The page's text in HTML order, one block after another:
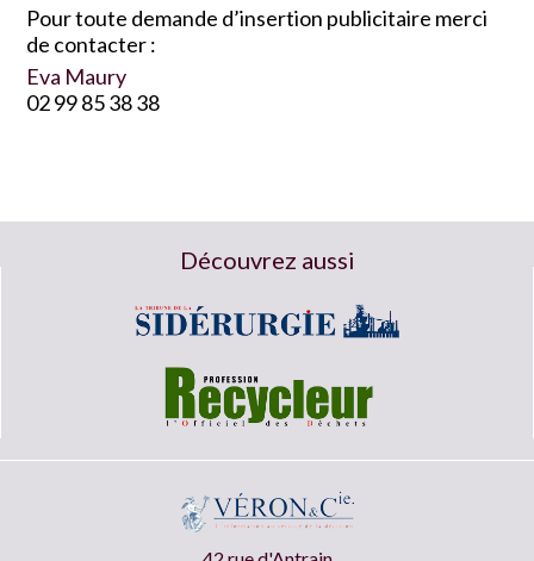
Pour toute demande d’insertion publicitaire merci
de contacter :
Eva Maury
02 99 85 38 38
Découvrez aussi